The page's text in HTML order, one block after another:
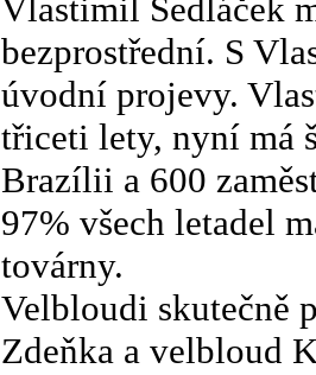
Vlastimil Sedláček
bezprostřední. S
úvodní projevy.
třiceti lety, nyní má
Brazílii a 600
97% všech letadel
továrny.
Velbloudi skutečně
Zdeňka a velbloud